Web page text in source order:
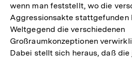
wenn man feststellt, wo die
Aggressionsakte stattgefunden
Weltgegend die verschiedenen
Großraumkonzeptionen
Dabei stellt sich heraus, daß die